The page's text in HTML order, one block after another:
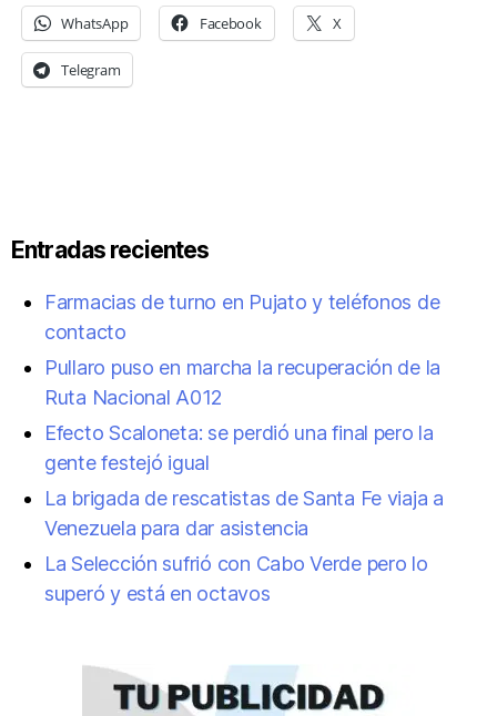
WhatsApp Facebook X
Telegram
Entradas recientes
Farmacias de turno en Pujato y teléfonos de
contacto
Pullaro puso en marcha la recuperación de la
Ruta Nacional A012
Efecto Scaloneta: se perdió una final pero la
gente festejó igual
La brigada de rescatistas de Santa Fe viaja a
Venezuela para dar asistencia
La Selección sufrió con Cabo Verde pero lo
superó y está en octavos